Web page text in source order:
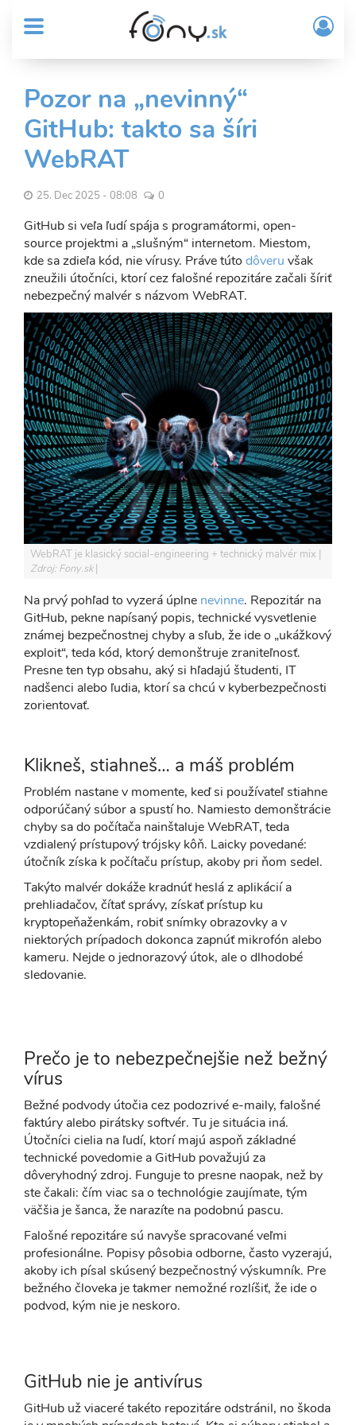
obsah
MENU
Sub
Header
menu
User
account
menu
/
Pozor na „nevinný“
GitHub: takto sa šíri
WebRAT
25. Dec 2025 - 08:08 0
GitHub si veľa ľudí spája s programátormi, open-
source projektmi a „slušným“ internetom. Miestom,
kde sa zdieľa kód, nie vírusy. Práve túto dôveru však
zneužili útočníci, ktorí cez falošné repozitáre začali šíriť
nebezpečný malvér s názvom WebRAT.
WebRAT je klasický social-engineering + technický malvér mix
Zdroj: Fony.sk
Na prvý pohľad to vyzerá úplne nevinne. Repozitár na
GitHub, pekne napísaný popis, technické vysvetlenie
známej bezpečnostnej chyby a sľub, že ide o „ukážkový
exploit“, teda kód, ktorý demonštruje zraniteľnosť.
Presne ten typ obsahu, aký si hľadajú študenti, IT
nadšenci alebo ľudia, ktorí sa chcú v kyberbezpečnosti
zorientovať.
Klikneš, stiahneš… a máš problém
Problém nastane v momente, keď si používateľ stiahne
odporúčaný súbor a spustí ho. Namiesto demonštrácie
chyby sa do počítača nainštaluje WebRAT, teda
vzdialený prístupový trójsky kôň. Laicky povedané:
útočník získa k počítaču prístup, akoby pri ňom sedel.
Takýto malvér dokáže kradnúť heslá z aplikácií a
prehliadačov, čítať správy, získať prístup ku
kryptopeňaženkám, robiť snímky obrazovky a v
niektorých prípadoch dokonca zapnúť mikrofón alebo
kameru. Nejde o jednorazový útok, ale o dlhodobé
sledovanie.
Prečo je to nebezpečnejšie než bežný
vírus
Bežné podvody útočia cez podozrivé e-maily, falošné
faktúry alebo pirátsky softvér. Tu je situácia iná.
Útočníci cielia na ľudí, ktorí majú aspoň základné
technické povedomie a GitHub považujú za
dôveryhodný zdroj. Funguje to presne naopak, než by
ste čakali: čím viac sa o technológie zaujímate, tým
väčšia je šanca, že narazíte na podobnú pascu.
Falošné repozitáre sú navyše spracované veľmi
profesionálne. Popisy pôsobia odborne, často vyzerajú,
akoby ich písal skúsený bezpečnostný výskumník. Pre
bežného človeka je takmer nemožné rozlíšiť, že ide o
podvod, kým nie je neskoro.
GitHub nie je antivírus
GitHub už viaceré takéto repozitáre odstránil, no škoda